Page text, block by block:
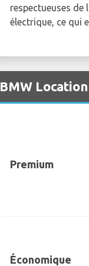
respectueuses de
électrique, ce qui
BMW
Premium
Économique